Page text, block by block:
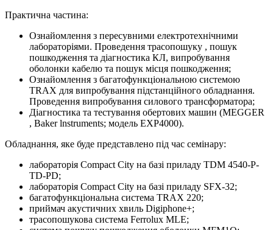
Практична частина:
Ознайомлення з пересувними електротехнічними
лабораторіями. Проведення трасопошуку , пошук
пошкодження та діагностика КЛ, випробування
оболонки кабелю та пошук місця пошкодження;
Ознайомлення з багатофункціональною системою
TRAX для випробування підстанційного обладнання.
Проведення випробування силового трансформатора;
Діагностика та тестування обертових машин (MEGGER
, Baker lnstruments; модель ЕХР4000).
Обладнання, яке буде представлено під час семінару:
лабораторія Compact City на базі приладу ТDМ 4540-P-
TD-PD;
лабораторія Compact City на базі приладу SFX-32;
багатофункціональна система TRAX 220;
приймач акустичних хвиль Digiphone+;
трасопошукова система Ferrolux MLE;